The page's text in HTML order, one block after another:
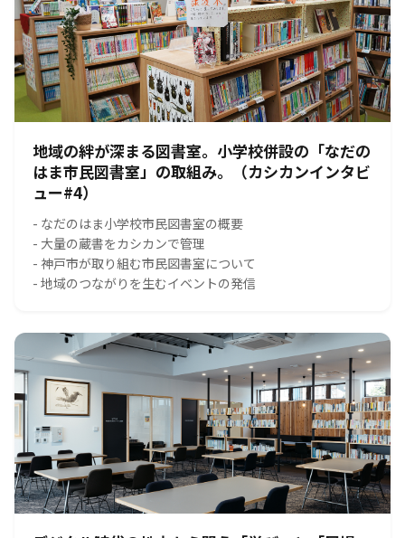
地域の絆が深まる図書室。小学校併設の「なだの
はま市民図書室」の取組み。（カシカンインタビ
ュー#4）
- なだのはま小学校市民図書室の概要
- 大量の蔵書をカシカンで管理
- 神戸市が取り組む市民図書室について
- 地域のつながりを生むイベントの発信